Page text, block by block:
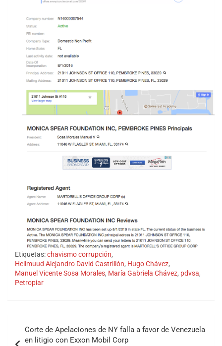
Etiquetas:chavismo corrupción,
Hellmuud Alejandro David Castrillón, Hugo Chávez,
Manuel Vicente Sosa Morales, María Gabriela Chávez, pdvsa,
Petropiar
de
Corte de Apelaciones de NY falla a favor de Venezuela
en litigio con Exxon Mobil Corp